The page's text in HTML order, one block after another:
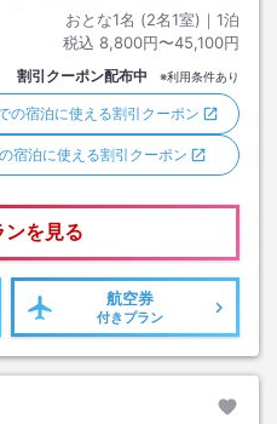
おとな1名 (2名1室)｜ 1泊
税込 8,800円〜45,100円
割引クーポン配布中 ※利用条件あり
の宿泊に使える割引クーポン
宿泊に使える割引クーポン
を見る
航空券
付きプラン